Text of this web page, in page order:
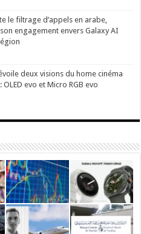
le filtrage d’appels en arabe,
engagement envers Galaxy AI
deux visions du home cinéma
evo et Micro RGB evo